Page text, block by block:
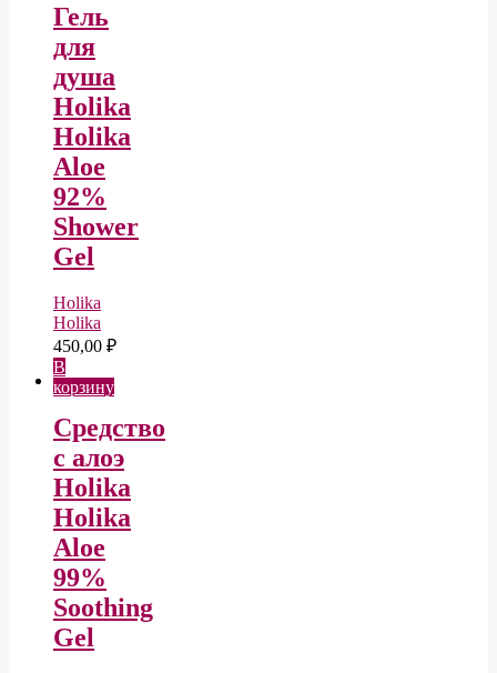
Гель
для
душа
Holika
Holika
Aloe
92%
Shower
Gel
Holika
Holika
450,00 ₽
В
корзину
Средство
с алоэ
Holika
Holika
Aloe
99%
Soothing
Gel